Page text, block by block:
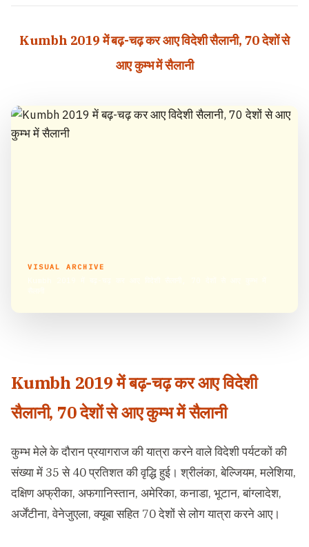
Kumbh 2019 में बढ़-चढ़ कर आए विदेशी सैलानी, 70 देशों से
आए कुम्भ में सैलानी
VISUAL ARCHIVE
Kumbh 2019 में बढ़-चढ़ कर आए विदेशी
सैलानी, 70 देशों से आए कुम्भ में सैलानी
कुम्भ मेले के दौरान प्रयागराज की यात्रा करने वाले विदेशी पर्यटकों की
संख्या में 35 से 40 प्रतिशत की वृद्धि हुई। श्रीलंका, बेल्जियम, मलेशिया,
दक्षिण अफ्रीका, अफगानिस्तान, अमेरिका, कनाडा, भूटान, बांग्लादेश,
अर्जेंटीना, वेनेजुएला, क्यूबा सहित 70 देशों से लोग यात्रा करने आए।